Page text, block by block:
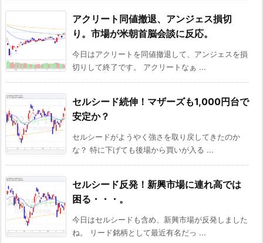
アクリート同値撤退、アンジェス損切
り。市場が米朝首脳会談に反応。
今日はアクリートを同値撤退して、アンジェスを損
切りして終了です。 アクリートなぁ ...
セルシード続伸！マザーズも1,000円台で
安定か？
セルシードがようやく強さを取り戻してきたのか
な？ 特に下げても後場から買いが入る ...
セルシード反発！新興市場に連れ高では
困る・・・。
今日はセルシードも含め、新興市場が反発しました
ね。 リード銘柄として最近有名だっ ...